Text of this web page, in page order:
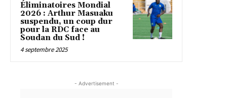
Éliminatoires Mondial
2026 : Arthur Masuaku
suspendu, un coup dur
pour la RDC face au
Soudan du Sud !
4 septembre 2025
- Advertisement -